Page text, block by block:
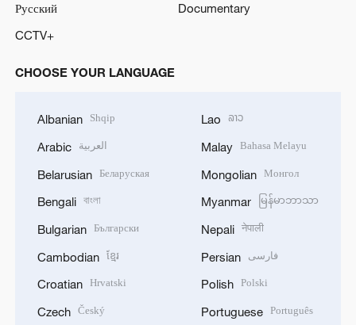
Русский
Documentary
CCTV+
CHOOSE YOUR LANGUAGE
Albanian Shqip
Arabic العربية
Belarusian Беларуская
Bengali বাংলা
Bulgarian Български
Cambodian ខ្មែរ
Croatian Hrvatski
Czech Český
Lao ລາວ
Malay Bahasa Melayu
Mongolian Монгол
Myanmar မြန်မာဘာသာ
Nepali नेपाली
Persian فارسی
Polish Polski
Portuguese Português